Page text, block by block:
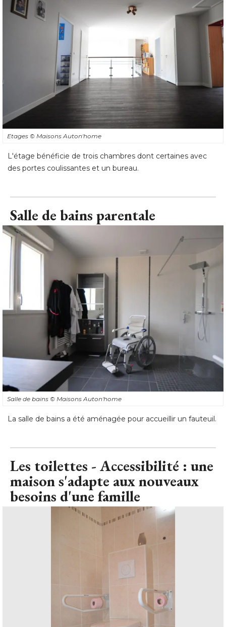
Etages © Maisons Auton'home
L'étage bénéficie de trois chambres dont certaines avec
des portes coulissantes et un bureau.
Salle de bains parentale
Salle de bains © Maisons Auton'home
La salle de bains a été aménagée pour accueillir un fauteuil.
Les toilettes - Accessibilité : une
maison s'adapte aux nouveaux
besoins d'une famille